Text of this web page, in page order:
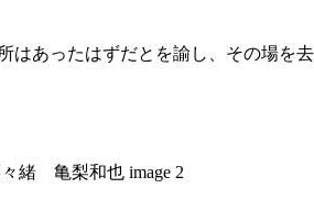
あったはずだとを諭し、その場を去